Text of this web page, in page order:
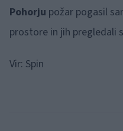
Pohorju požar pogasil
prostore in jih pregledali
Vir: Spin